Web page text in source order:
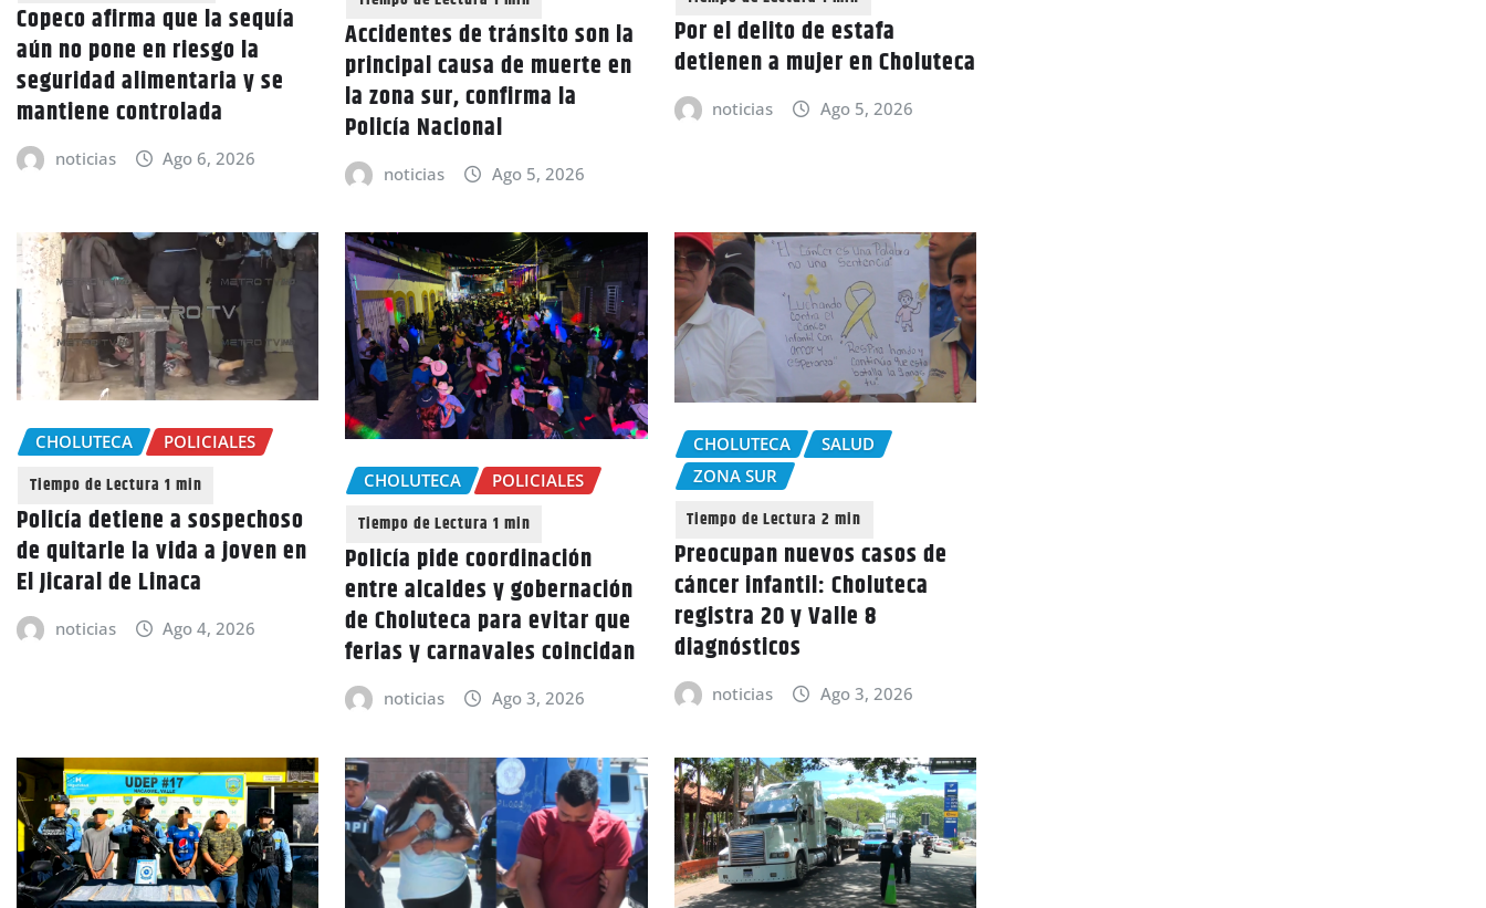
Copeco afirma que la sequía
aún no pone en riesgo la
seguridad alimentaria y se
mantiene controlada
noticias Ago 6, 2026
Accidentes de tránsito son la
principal causa de muerte en
la zona sur, confirma la
Policía Nacional
noticias Ago 5, 2026
Por el delito de estafa
detienen a mujer en Choluteca
noticias Ago 5, 2026
CHOLUTECA POLICIALES
Policía detiene a sospechoso
de quitarle la vida a joven en
El Jicaral de Linaca
noticias Ago 4, 2026
CHOLUTECA POLICIALES
Policía pide coordinación
entre alcaldes y gobernación
de Choluteca para evitar que
ferias y carnavales coincidan
noticias Ago 3, 2026
CHOLUTECA
SALUD
ZONA SUR
Preocupan nuevos casos de
cáncer infantil: Choluteca
registra 20 y Valle 8
diagnósticos
noticias Ago 3, 2026